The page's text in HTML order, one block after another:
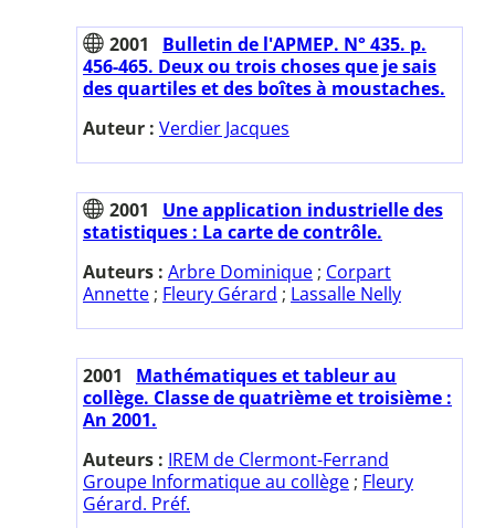
2001
Bulletin de l'APMEP. N° 435. p.
456-465. Deux ou trois choses que je sais
des quartiles et des boîtes à moustaches.
Auteur : Verdier Jacques
2001
Une application industrielle des
statistiques : La carte de contrôle.
Auteurs : Arbre Dominique ; Corpart
Annette ; Fleury Gérard ; Lassalle Nelly
2001
Mathématiques et tableur au
collège. Classe de quatrième et troisième :
An 2001.
Auteurs : IREM de Clermont-Ferrand
Groupe Informatique au collège ; Fleury
Gérard. Préf.